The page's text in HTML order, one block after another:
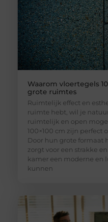
Waarom vloertegels
grote ruimtes
Ruimtelijk effect en
ruimte hebt, wil je
ruimtelijk en open
100×100 cm zijn perfect
Door hun grote formaat
zorgt voor een strakke
kamer een moderne en
kunnen